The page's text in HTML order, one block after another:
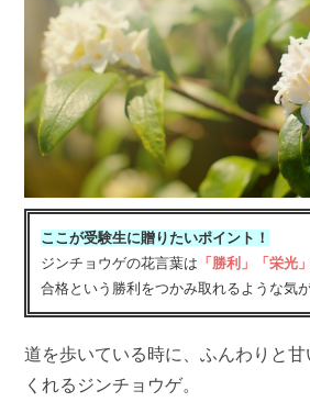
ここが受験生に贈りたいポイント！
ジンチョウゲの花言葉は 「勝利」「栄光」
合格という勝利をつかみ取れるような気
道を歩いている時に、ふんわりと
くれるジンチョウゲ。